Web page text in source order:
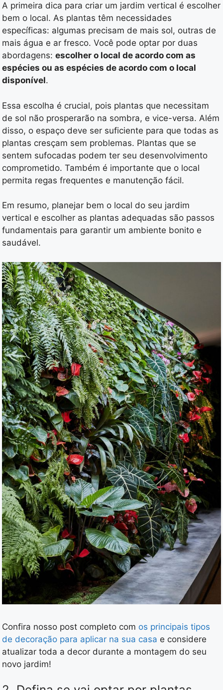
A primeira dica para criar um jardim vertical é escolher
bem o local. As plantas têm necessidades
específicas: algumas precisam de mais sol, outras de
mais água e ar fresco. Você pode optar por duas
abordagens: escolher o local de acordo com as
espécies ou as espécies de acordo com o local
disponível.
Essa escolha é crucial, pois plantas que necessitam
de sol não prosperarão na sombra, e vice-versa. Além
disso, o espaço deve ser suficiente para que todas as
plantas cresçam sem problemas. Plantas que se
sentem sufocadas podem ter seu desenvolvimento
comprometido. Também é importante que o local
permita regas frequentes e manutenção fácil.
Em resumo, planejar bem o local do seu jardim
vertical e escolher as plantas adequadas são passos
fundamentais para garantir um ambiente bonito e
saudável.
Confira nosso post completo com os principais tipos
de decoração para aplicar na sua casa e considere
atualizar toda a decor durante a montagem do seu
novo jardim!